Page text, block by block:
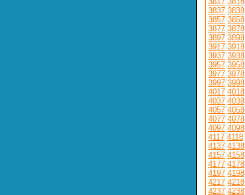
3837 3838
3857 3858
3877 3878
3897 3898
3917 3918
3937 3938
3957 3958
3977 3978
3997 3998
4017 4018
4037 4038
4057 4058
4077 4078
4097 4098
4117 4118
4137 4138
4157 4158
4177 4178
4197 4198
4217 4218
4237 4238